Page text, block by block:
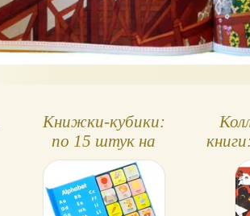
Книжки-кубики:
по 15 штук на
разные темы